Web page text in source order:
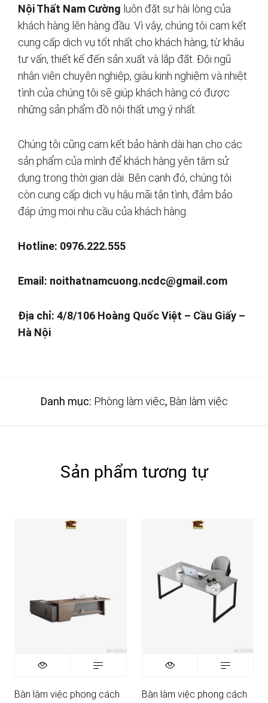
Nội Thất Nam Cường luôn đặt sự hài lòng của
khách hàng lên hàng đầu. Vì vậy, chúng tôi cam kết
cung cấp dịch vụ tốt nhất cho khách hàng, từ khâu
tư vấn, thiết kế đến sản xuất và lắp đặt. Đội ngũ
nhân viên chuyên nghiệp, giàu kinh nghiệm và nhiệt
tình của chúng tôi sẽ giúp khách hàng có được
những sản phẩm đồ nội thất ưng ý nhất.
Chúng tôi cũng cam kết bảo hành dài hạn cho các
sản phẩm của mình để khách hàng yên tâm sử
dụng trong thời gian dài. Bên cạnh đó, chúng tôi
còn cung cấp dịch vụ hậu mãi tận tình, đảm bảo
đáp ứng mọi nhu cầu của khách hàng.
Hotline: 0976.222.555
Email: noithatnamcuong.ncdc@gmail.com
Địa chỉ: 4/8/106 Hoàng Quốc Việt – Cầu Giấy –
Hà Nội
Danh mục: Phòng làm việc, Bàn làm việc
Sản phẩm tương tự
Bàn làm việc phong cách
Bàn làm việc phong cách